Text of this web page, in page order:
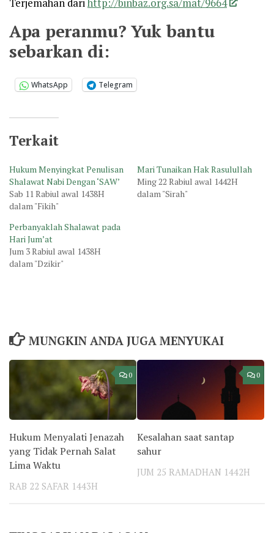
Terjemahan darihttp://binbaz.org.sa/mat/9664
Apa peranmu? Yuk bantu
sebarkan di:
WhatsApp Telegram
Terkait
Hukum Menyingkat Penulisan
Shalawat Nabi Dengan ‘SAW’
Sab 11 Rabiul awal 1438H
dalam "Fikih"
Mari Tunaikan Hak Rasulullah
Ming 22 Rabiul awal 1442H
dalam "Sirah"
Perbanyaklah Shalawat pada
Hari Jum’at
Jum 3 Rabiul awal 1438H
dalam "Dzikir"
MUNGKIN ANDA JUGA MENYUKAI
0
Hukum Menyalati Jenazah
yang Tidak Pernah Salat
Lima Waktu
RAB 22 SAFAR 1443H
0
Kesalahan saat santap
sahur
JUM 25 RAMADHAN 1442H